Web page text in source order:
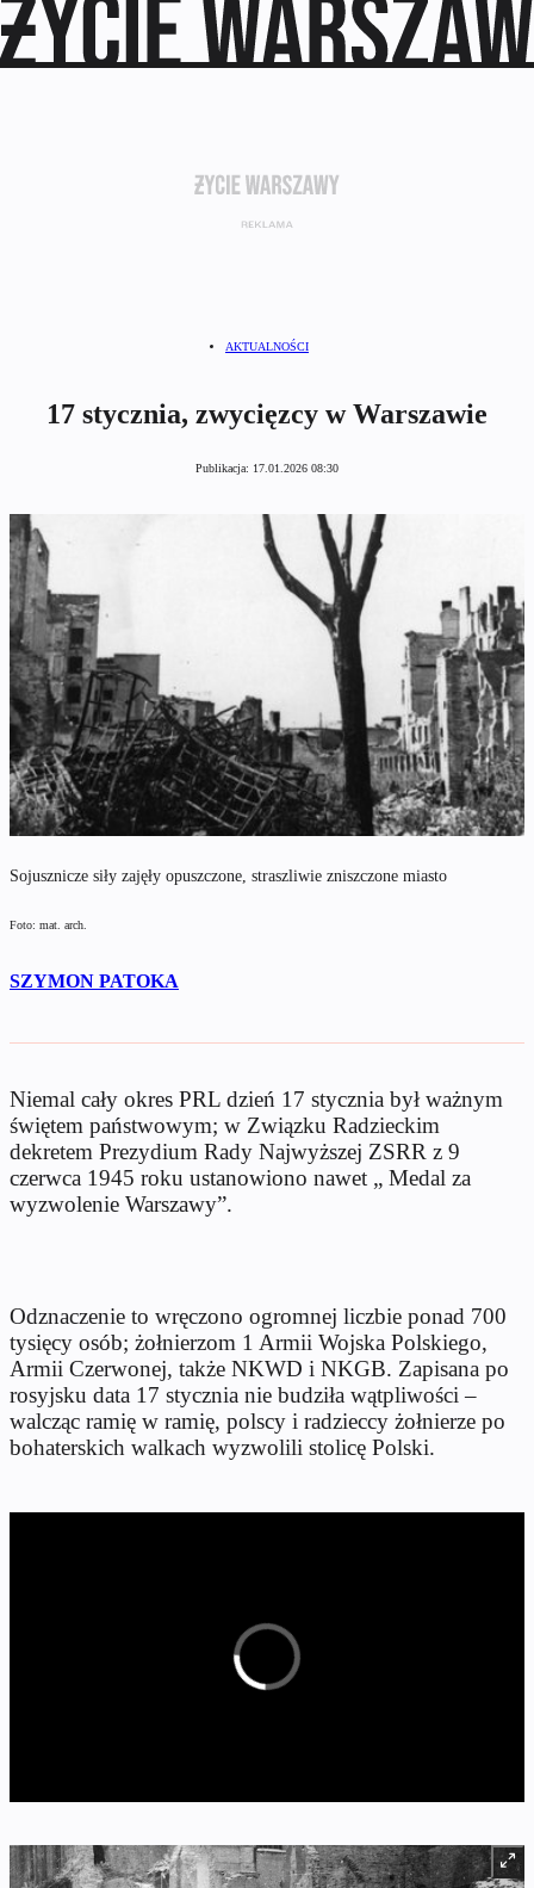
AKTUALNOŚCI
17 stycznia, zwycięzcy w Warszawie
Publikacja: 17.01.2026 08:30
Sojusznicze siły zajęły opuszczone, straszliwie zniszczone miasto
Foto: mat. arch.
SZYMON PATOKA
Niemal cały okres PRL dzień 17 stycznia był ważnym
świętem państwowym; w Związku Radzieckim
dekretem Prezydium Rady Najwyższej ZSRR z 9
czerwca 1945 roku ustanowiono nawet „ Medal za
wyzwolenie Warszawy”.
Odznaczenie to wręczono ogromnej liczbie ponad 700
tysięcy osób; żołnierzom 1 Armii Wojska Polskiego,
Armii Czerwonej, także NKWD i NKGB. Zapisana po
rosyjsku data 17 stycznia nie budziła wątpliwości –
walcząc ramię w ramię, polscy i radzieccy żołnierze po
bohaterskich walkach wyzwolili stolicę Polski.